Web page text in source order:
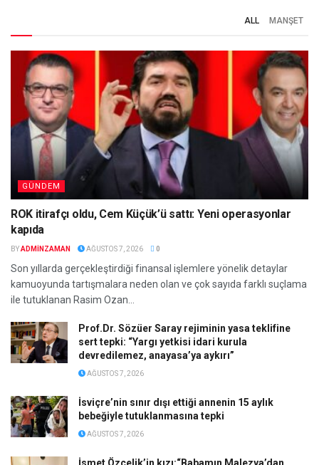
ALL MANŞET
GÜNDEM
ROK itirafçı oldu, Cem Küçük’ü sattı: Yeni operasyonlar
kapıda
BYADMINZAMAN AĞUSTOS 7, 2026 0
Son yıllarda gerçekleştirdiği finansal işlemlere yönelik detaylar
kamuoyunda tartışmalara neden olan ve çok sayıda farklı suçlama
ile tutuklanan Rasim Ozan...
Prof.Dr. Sözüer Saray rejiminin yasa teklifine
sert tepki: “Yargı yetkisi idari kurula
devredilemez, anayasa’ya aykırı”
AĞUSTOS 7, 2026
İsviçre’nin sınır dışı ettiği annenin 15 aylık
bebeğiyle tutuklanmasına tepki
AĞUSTOS 7, 2026